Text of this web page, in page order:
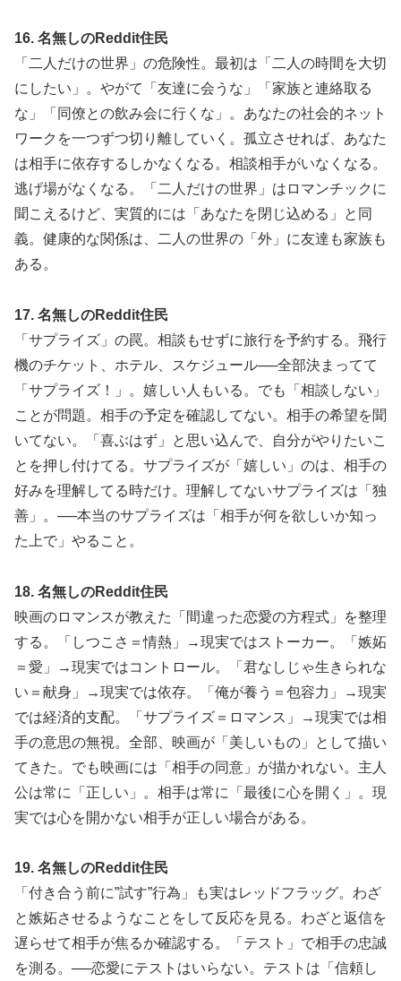
16. 名無しのReddit住民
「二人だけの世界」の危険性。最初は「二人の時間を大切
にしたい」。やがて「友達に会うな」「家族と連絡取る
な」「同僚との飲み会に行くな」。あなたの社会的ネット
ワークを一つずつ切り離していく。孤立させれば、あなた
は相手に依存するしかなくなる。相談相手がいなくなる。
逃げ場がなくなる。「二人だけの世界」はロマンチックに
聞こえるけど、実質的には「あなたを閉じ込める」と同
義。健康的な関係は、二人の世界の「外」に友達も家族も
ある。
17. 名無しのReddit住民
「サプライズ」の罠。相談もせずに旅行を予約する。飛行
機のチケット、ホテル、スケジュール──全部決まってて
「サプライズ！」。嬉しい人もいる。でも「相談しない」
ことが問題。相手の予定を確認してない。相手の希望を聞
いてない。「喜ぶはず」と思い込んで、自分がやりたいこ
とを押し付けてる。サプライズが「嬉しい」のは、相手の
好みを理解してる時だけ。理解してないサプライズは「独
善」。──本当のサプライズは「相手が何を欲しいか知っ
た上で」やること。
18. 名無しのReddit住民
映画のロマンスが教えた「間違った恋愛の方程式」を整理
する。「しつこさ＝情熱」→現実ではストーカー。「嫉妬
＝愛」→現実ではコントロール。「君なしじゃ生きられな
い＝献身」→現実では依存。「俺が養う＝包容力」→現実
では経済的支配。「サプライズ＝ロマンス」→現実では相
手の意思の無視。全部、映画が「美しいもの」として描い
てきた。でも映画には「相手の同意」が描かれない。主人
公は常に「正しい」。相手は常に「最後に心を開く」。現
実では心を開かない相手が正しい場合がある。
19. 名無しのReddit住民
「付き合う前に”試す”行為」も実はレッドフラッグ。わざ
と嫉妬させるようなことをして反応を見る。わざと返信を
遅らせて相手が焦るか確認する。「テスト」で相手の忠誠
を測る。──恋愛にテストはいらない。テストは「信頼し